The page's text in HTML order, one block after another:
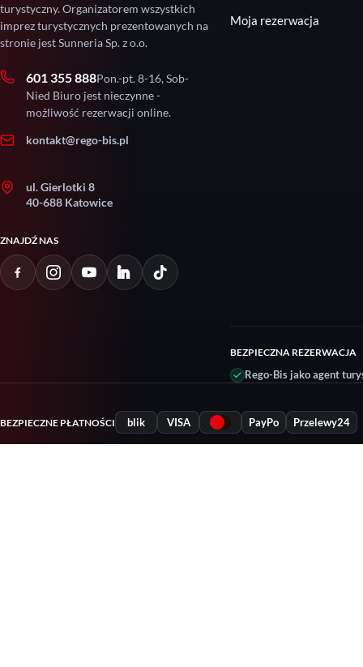
turystyczny. Organizatorem wszystkich
imprez turystycznych prezentowanych na
stronie jest Sunneria Sp. z o.o.
601 355 888Pon.-pt. 8-16, Sob-
Nied Biuro jest nieczynne -
możliwość rezerwacji online.
kontakt@rego-bis.pl
ul. Gierlotki 8
40-688 Katowice
ZNAJDŹ NAS
Moja rezerwacja
BEZPIECZNA REZERWACJA
Rego-Bis jako agent
BEZPIECZNE PŁATNOŚCI blik VISA PayPo Przelewy24